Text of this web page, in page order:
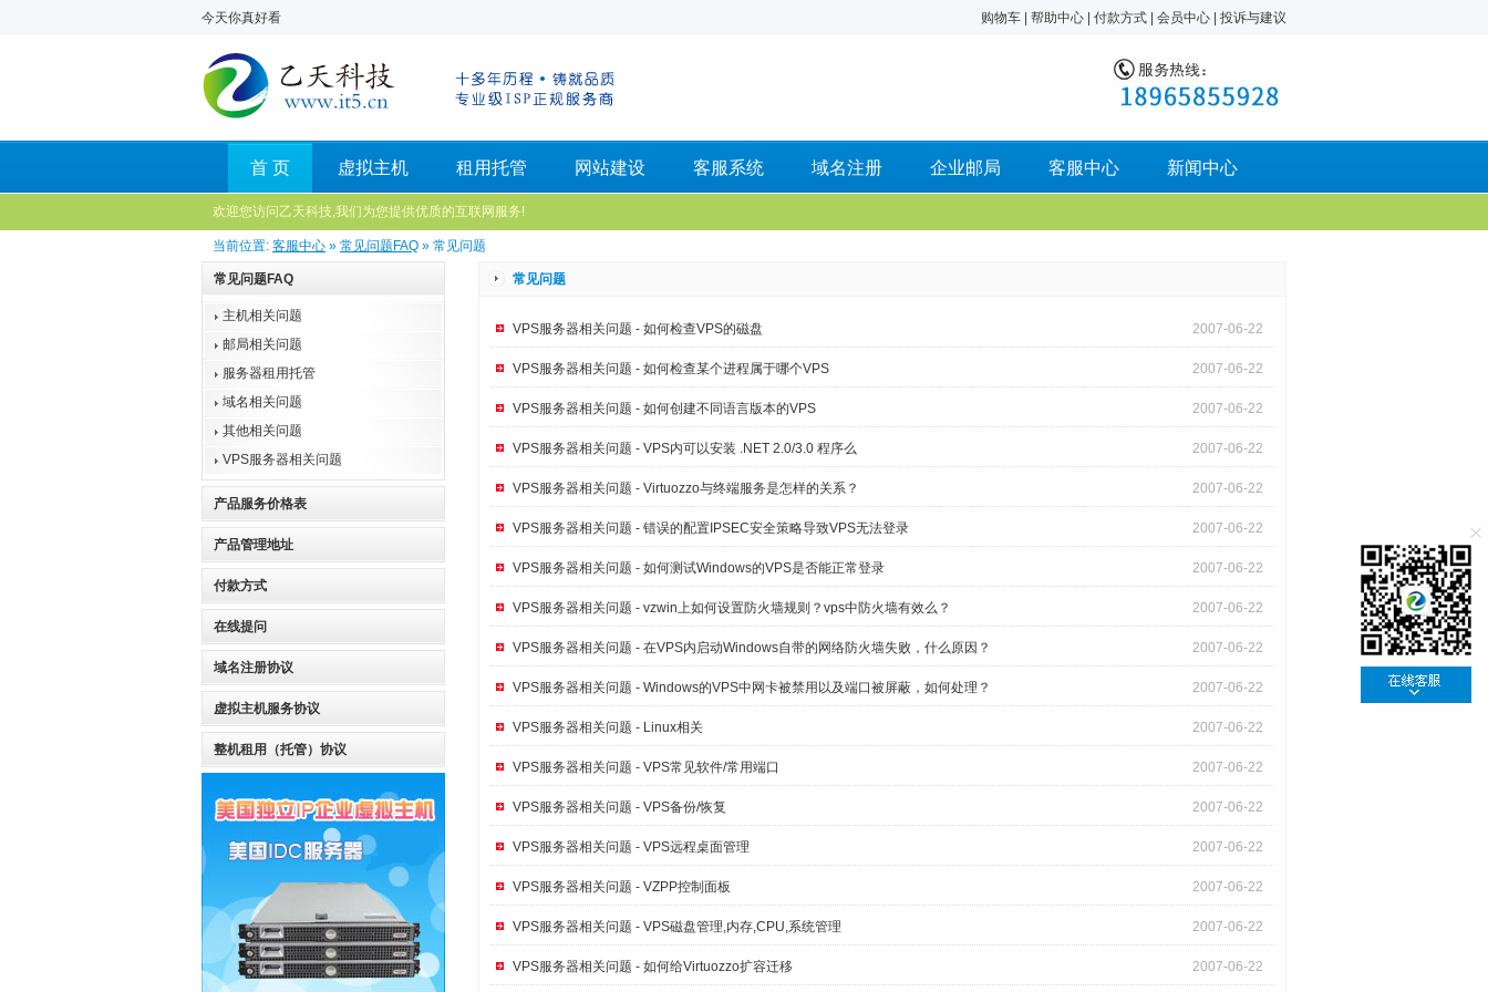
今天你真好看 购物车 帮助中心 付款方式 会员中心 投诉与建议
首 页 虚拟主机 租用托管 网站建设 客服系统 域名注册 企业邮局 客服中心 新闻中心
欢迎您访问乙天科技,我们为您提供优质的互联网服务!
当前位置: 客服中心 » 常见问题FAQ » 常见问题
常见问题FAQ
主机相关问题
邮局相关问题
服务器租用托管
域名相关问题
其他相关问题
VPS服务器相关问题
产品服务价格表
产品管理地址
付款方式
在线提问
域名注册协议
虚拟主机服务协议
整机租用（托管）协议
常见问题
2007-06-22
VPS服务器相关问题 - 如何检查VPS的磁盘
2007-06-22
VPS服务器相关问题 - 如何检查某个进程属于哪个VPS
2007-06-22
VPS服务器相关问题 - 如何创建不同语言版本的VPS
2007-06-22
VPS服务器相关问题 - VPS内可以安装 .NET 2.0/3.0 程序么
2007-06-22
VPS服务器相关问题 - Virtuozzo与终端服务是怎样的关系？
2007-06-22
VPS服务器相关问题 - 错误的配置IPSEC安全策略导致VPS无法登录
2007-06-22
VPS服务器相关问题 - 如何测试Windows的VPS是否能正常登录
2007-06-22
VPS服务器相关问题 - vzwin上如何设置防火墙规则？vps中防火墙有效么？
2007-06-22
VPS服务器相关问题 - 在VPS内启动Windows自带的网络防火墙失败，什么原因？
2007-06-22
VPS服务器相关问题 - Windows的VPS中网卡被禁用以及端口被屏蔽，如何处理？
2007-06-22
VPS服务器相关问题 - Linux相关
2007-06-22
VPS服务器相关问题 - VPS常见软件/常用端口
2007-06-22
VPS服务器相关问题 - VPS备份/恢复
2007-06-22
VPS服务器相关问题 - VPS远程桌面管理
2007-06-22
VPS服务器相关问题 - VZPP控制面板
2007-06-22
VPS服务器相关问题 - VPS磁盘管理,内存,CPU,系统管理
2007-06-22
VPS服务器相关问题 - 如何给Virtuozzo扩容迁移